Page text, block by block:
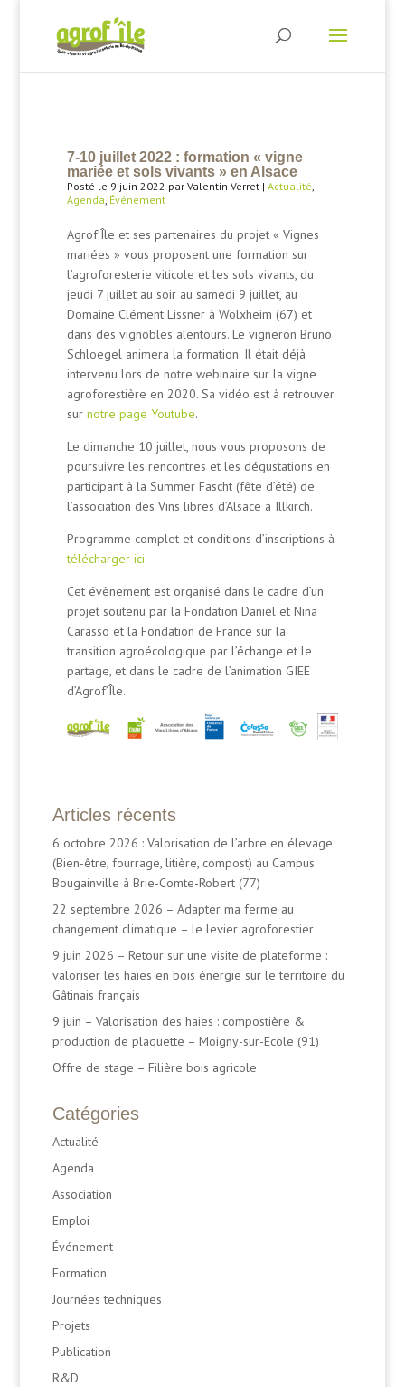
7-10 juillet 2022 : formation « vigne
mariée et sols vivants » en Alsace
Posté le 9 juin 2022 par Valentin Verret |Actualité,
Agenda, Événement
Agrof’Île et ses partenaires du projet « Vignes
mariées » vous proposent une formation sur
l’agroforesterie viticole et les sols vivants, du
jeudi 7 juillet au soir au samedi 9 juillet, au
Domaine Clément Lissner à Wolxheim (67) et
dans des vignobles alentours. Le vigneron Bruno
Schloegel animera la formation. Il était déjà
intervenu lors de notre webinaire sur la vigne
agroforestière en 2020. Sa vidéo est à retrouver
surnotre page Youtube.
Le dimanche 10 juillet, nous vous proposons de
poursuivre les rencontres et les dégustations en
participant à la Summer Fascht (fête d’été) de
l’association des Vins libres d’Alsace à Illkirch.
Programme complet et conditions d’inscriptions à
télécharger ici.
Cet évènement est organisé dans le cadre d’un
projet soutenu par la Fondation Daniel et Nina
Carasso et la Fondation de France sur la
transition agroécologique par l’échange et le
partage, et dans le cadre de l’animation GIEE
d’Agrof’Île.
Articles récents
6 octobre 2026 : Valorisation de l’arbre en élevage
(Bien-être, fourrage, litière, compost) au Campus
Bougainville à Brie-Comte-Robert (77)
22 septembre 2026 – Adapter ma ferme au
changement climatique – le levier agroforestier
9 juin 2026 – Retour sur une visite de plateforme :
valoriser les haies en bois énergie sur le territoire du
Gâtinais français
9 juin – Valorisation des haies : compostière &
production de plaquette – Moigny-sur-Ecole (91)
Offre de stage – Filière bois agricole
Catégories
Actualité
Agenda
Association
Emploi
Événement
Formation
Journées techniques
Projets
Publication
R&D